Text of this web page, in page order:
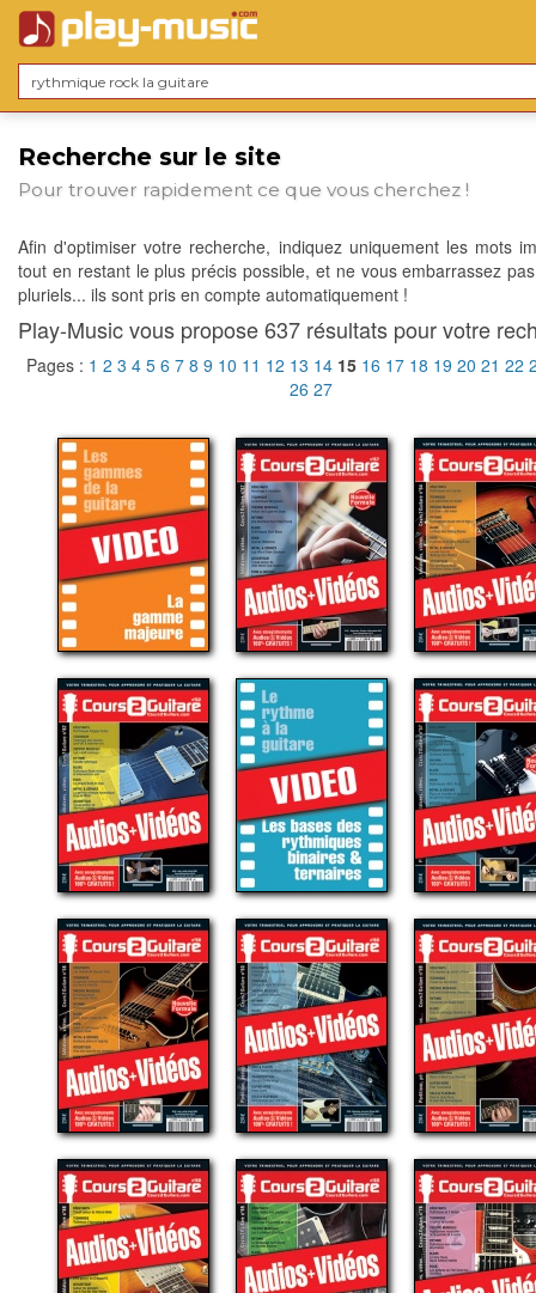
Recherche sur le site
Pour trouver rapidement ce que vous cherchez !
Afin d'optimiser votre recherche, indiquez uniquement les mots
tout en restant le plus précis possible, et ne vous embarrassez
pluriels... ils sont pris en compte automatiquement !
Play-Music vous propose 637 résultats pour votre
Pages : 1 2 3 4 5 6 7 8 9 10 11 12 13 14 15 16 17 18 19 20 21 22
26 27